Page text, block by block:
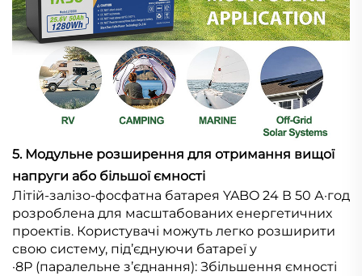
5. Модульне розширення для отримання вищої
напруги або більшої ємності
Літій-залізо-фосфатна батарея YABO 24 В 50 А·год
розроблена для масштабованих енергетичних
проектів. Користувачі можуть легко розширити
свою систему, під’єднуючи батареї у
·8P (паралельне з’єднання): Збільшення ємності